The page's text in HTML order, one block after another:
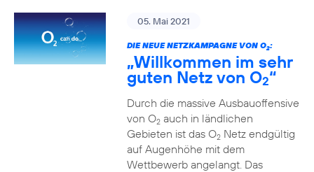
05. Mai 2021
DIE NEUE NETZKAMPAGNE VON O2:
„Willkommen im sehr
guten Netz von O2“
Durch die massive Ausbauoffensive
von O2auch in ländlichen
Gebieten ist das O2Netz endgültig
auf Augenhöhe mit dem
Wettbewerb angelangt. Das